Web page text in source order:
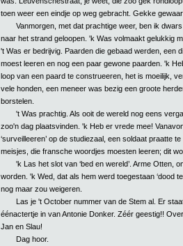
toen weer een eindje op weg gebracht. Gekke
Vanmorgen, met dat prachtige weer, ben ik
naar het strand geloopen. 'k Was volmaakt gelukkig
't Was er bedrijvig. Paarden die gebaad werden, een
moest leeren en nog een paar gewone paarden. 'k
loop van een paard te construeeren, het is moeilijk,
vele honden, een meneer was bezig een groote
borstelen.
't Was prachtig. Als ooit de wereld nog eens
zoo'n dag plaatsvinden. 'k Heb er vrede mee!
‘surveilleeren’ op de studiezaal, een soldaat praatte
meisjes, die fransche woordjes moesten leeren; dit
'k Las het slot van ‘bed en wereld’. Arme Otten,
worden. 'k Wed, dat als hem werd toegestaan ‘dood
nog maar zou weigeren.
Las je 't October nummer van de Stem al. Er
éénactertje in van Antonie Donker. Zéér geestig!!
Jan en Slau!
Dag hoor.